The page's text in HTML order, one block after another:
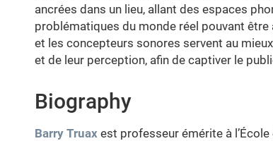
ancrées dans un lieu, allant des espaces
problématiques du monde réel pouvant
et les concepteurs sonores servent au
et de leur perception, afin de captiver le
Biography
Barry Truaxest professeur émérite à l’École